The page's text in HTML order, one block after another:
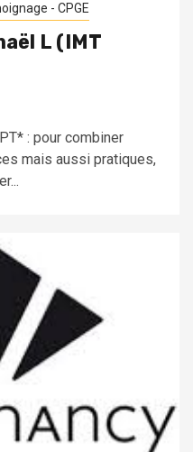
- CPGE
L (IMT
: pour combiner
mais aussi pratiques,